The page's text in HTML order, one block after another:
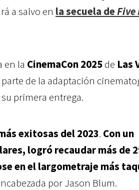
a salvo en la secuela deFive
en la CinemaCon 2025de Las
de la adaptación
primera entrega.
exitosas del 2023. Con un
logró recaudar más de
en el largometraje más
por Jason Blum.